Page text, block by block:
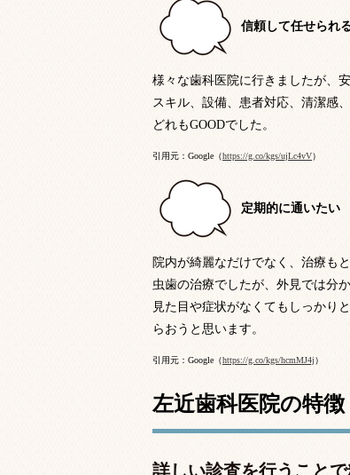
信頼して任せられ
様々な歯科医院に行きましたが、
スキル、設備、患者対応、清潔感、
どれもGOODでした。
引用元：Google（https://g.co/kgs/ujLc4vV）
定期的に通いたい
院内が綺麗なだけでなく、治療も
虫歯の治療でしたが、外見では分
見た目や症状がなくてもしっかり
らおうと思います。
引用元：Google（https://g.co/kgs/hcmMJ4j）
左近歯科医院の特徴
詳しい診査を行うこと